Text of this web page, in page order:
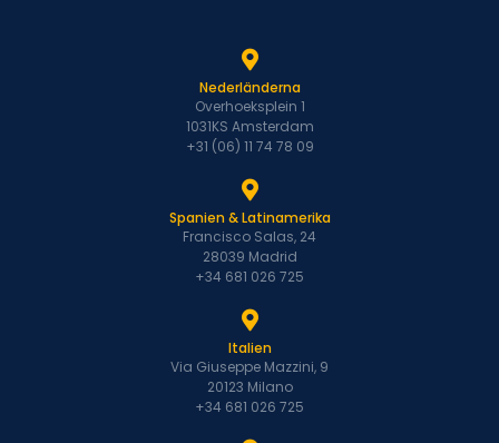
Nederländerna
Overhoeksplein 1
1031KS Amsterdam
+31 (06) 11 74 78 09
Spanien & Latinamerika
Francisco Salas, 24
28039 Madrid
+34 681 026 725
Italien
Via Giuseppe Mazzini, 9
20123 Milano
+34 681 026 725